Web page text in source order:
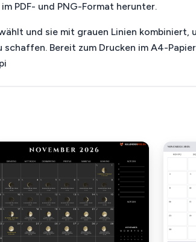
PDF- und PNG-Format herunter.
und sie mit grauen Linien kombiniert,
schaffen. Bereit zum Drucken im A4-